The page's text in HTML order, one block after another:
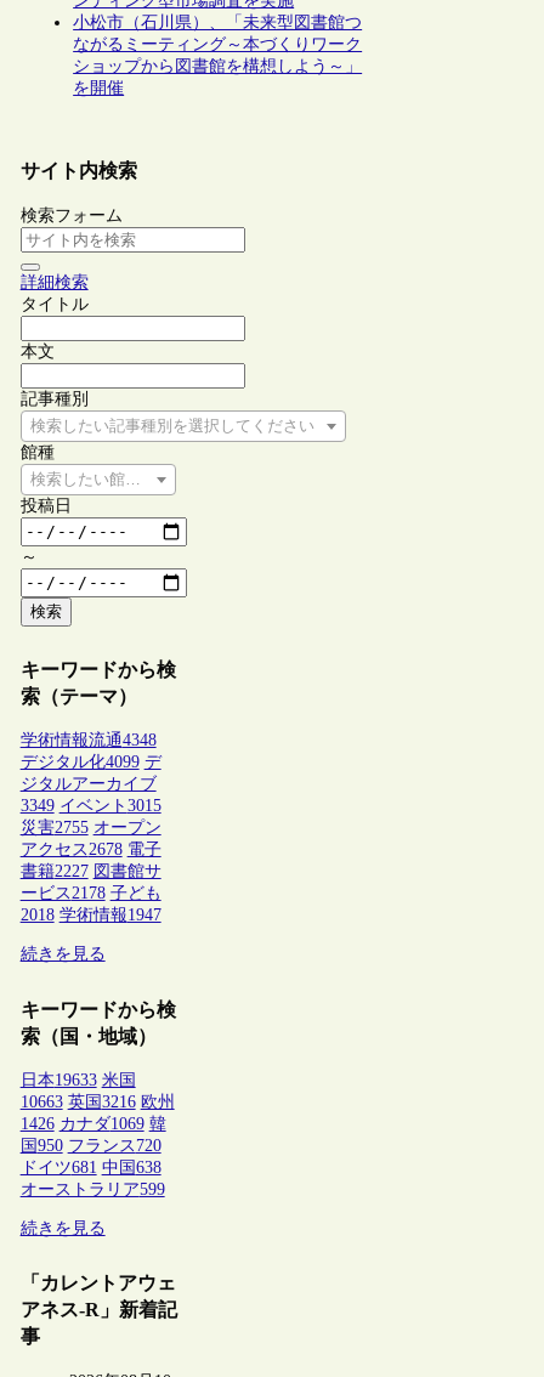
小松市（石川県）、「未来型図書館つ
ながるミーティング～本づくりワーク
ショップから図書館を構想しよう～」
を開催
サイト内検索
検索フォーム
詳細検索
タイトル
本文
記事種別
検索したい記事種別を選択してください
館種
検索したい館種を選択してください
投稿日
～
検索
キーワードから検
索（テーマ）
学術情報流通4348
デジタル化4099 デ
ジタルアーカイブ
3349 イベント 3015
災害2755 オープン
アクセス2678 電子
書籍2227 図書館サ
ービス2178 子ども
2018 学術情報1947
続きを見る
キーワードから検
索（国・地域）
日本19633 米国
10663 英国 3216 欧州
1426 カナダ1069 韓
国 950 フランス 720
ドイツ681 中国 638
オーストラリア599
続きを見る
「カレントアウェ
アネス-R」新着記
事